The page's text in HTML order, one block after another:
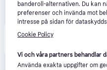
Produkten finns även hos
banderoll-alternativen. Du kan
preferenser och invända mot
intresse på sidan för
Cookie Policy
Vi och våra partners behandlar
Använda exakta uppgifter om